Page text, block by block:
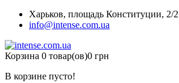
Харьков, площадь Конституции, 2/2
info@intense.com.ua
Корзина 0 товар(ов)0 грн
В корзине пусто!